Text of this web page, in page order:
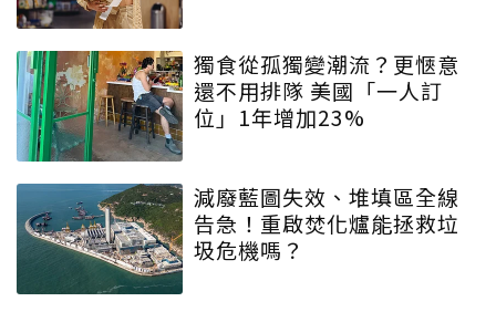
獨食從孤獨變潮流？更愜意
還不用排隊 美國「一人訂
位」1年增加23%
減廢藍圖失效、堆填區全線
告急！重啟焚化爐能拯救垃
圾危機嗎？